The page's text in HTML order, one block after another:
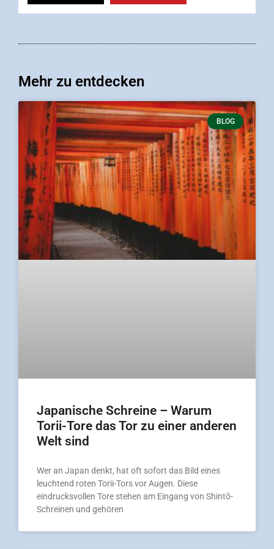
Mehr zu entdecken
BLOG
Japanische Schreine – Warum
Torii-Tore das Tor zu einer anderen
Welt sind
Wer an Japan denkt, hat oft sofort das Bild eines
leuchtend roten Torii-Tors vor Augen. Diese
eindrucksvollen Tore stehen am Eingang von Shintō-
Schreinen und gehören